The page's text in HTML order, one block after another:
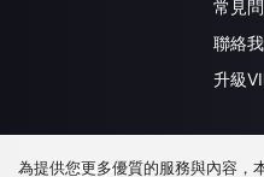
常見
聯絡
升級
下載 APP
為提供您更多優質的服務與內容，